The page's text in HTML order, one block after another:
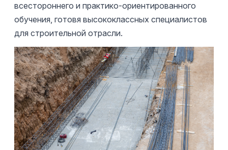
всестороннего и практико-ориентированного
обучения, готовя высококлассных специалистов
для строительной отрасли.